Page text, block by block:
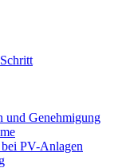
und Genehmigung
PV-Anlagen